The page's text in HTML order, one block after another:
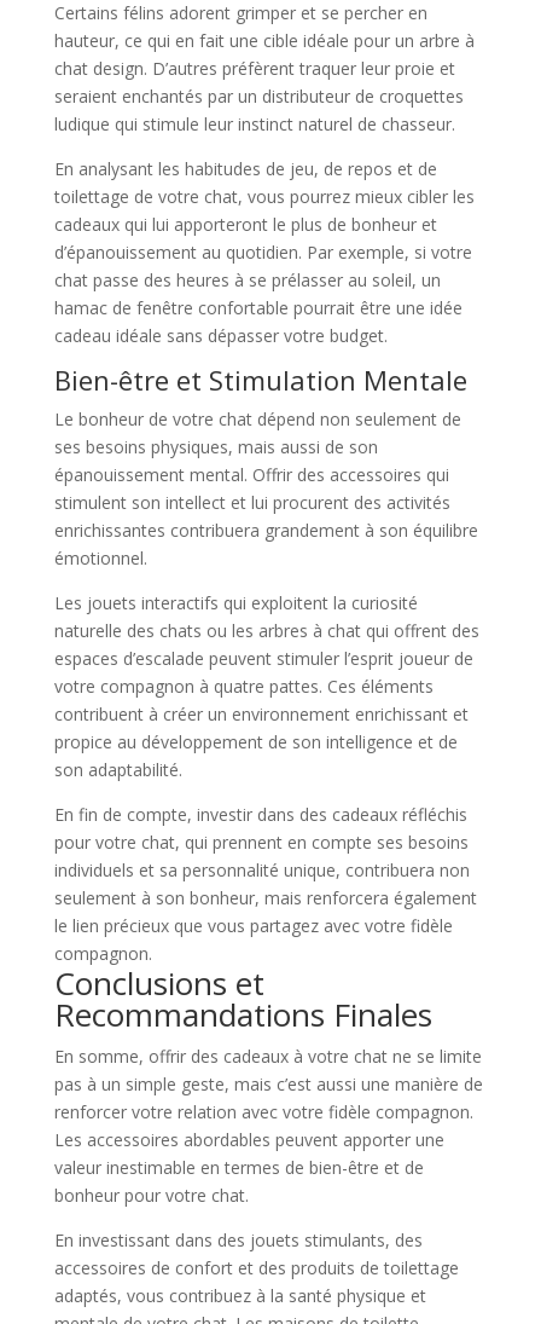
Certains félins adorent grimper et se percher en
hauteur, ce qui en fait une cible idéale pour un arbre à
chat design. D’autres préfèrent traquer leur proie et
seraient enchantés par un distributeur de croquettes
ludique qui stimule leur instinct naturel de chasseur.
En analysant les habitudes de jeu, de repos et de
toilettage de votre chat, vous pourrez mieux cibler les
cadeaux qui lui apporteront le plus de bonheur et
d’épanouissement au quotidien. Par exemple, si votre
chat passe des heures à se prélasser au soleil, un
hamac de fenêtre confortable pourrait être une idée
cadeau idéale sans dépasser votre budget.
Bien-être et Stimulation Mentale
Le bonheur de votre chat dépend non seulement de
ses besoins physiques, mais aussi de son
épanouissement mental. Offrir des accessoires qui
stimulent son intellect et lui procurent des activités
enrichissantes contribuera grandement à son équilibre
émotionnel.
Les jouets interactifs qui exploitent la curiosité
naturelle des chats ou les arbres à chat qui offrent des
espaces d’escalade peuvent stimuler l’esprit joueur de
votre compagnon à quatre pattes. Ces éléments
contribuent à créer un environnement enrichissant et
propice au développement de son intelligence et de
son adaptabilité.
En fin de compte, investir dans des cadeaux réfléchis
pour votre chat, qui prennent en compte ses besoins
individuels et sa personnalité unique, contribuera non
seulement à son bonheur, mais renforcera également
le lien précieux que vous partagez avec votre fidèle
compagnon.
Conclusions et
Recommandations Finales
En somme, offrir des cadeaux à votre chat ne se limite
pas à un simple geste, mais c’est aussi une manière de
renforcer votre relation avec votre fidèle compagnon.
Les accessoires abordables peuvent apporter une
valeur inestimable en termes de bien-être et de
bonheur pour votre chat.
En investissant dans des jouets stimulants, des
accessoires de confort et des produits de toilettage
adaptés, vous contribuez à la santé physique et